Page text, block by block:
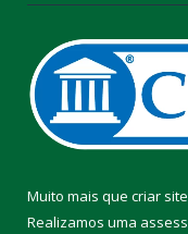
Muito mais que criar site
Realizamos uma